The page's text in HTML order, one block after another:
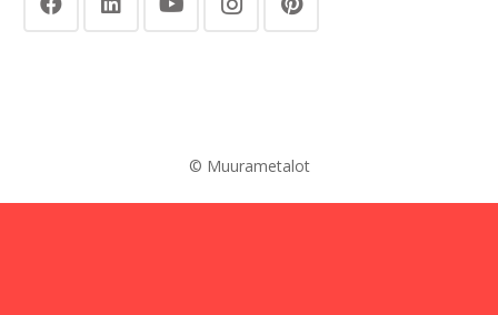
© Muurametalot